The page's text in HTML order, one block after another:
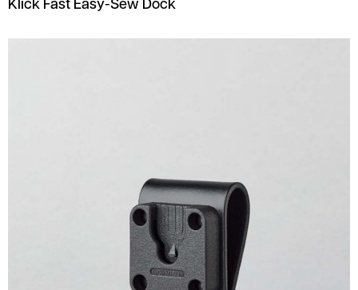
Klick Fast Easy-Sew Dock